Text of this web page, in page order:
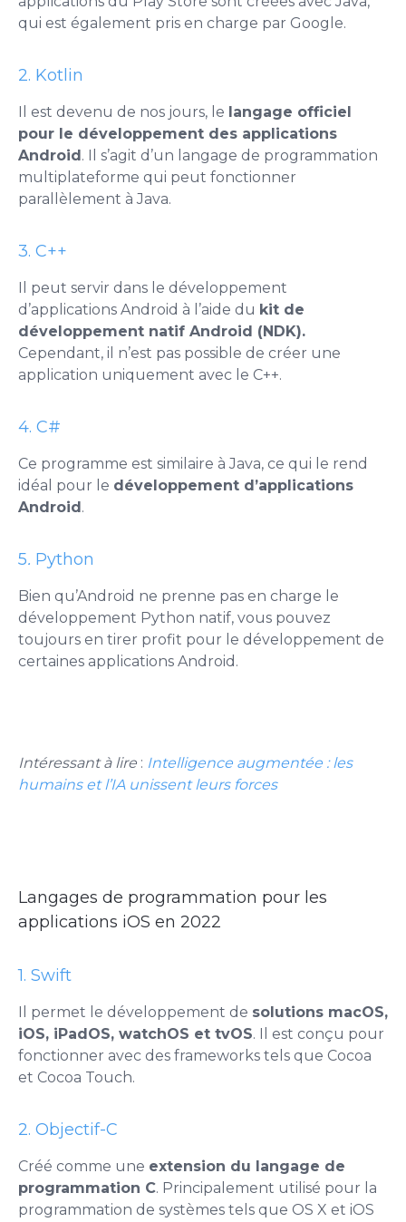
qui est également pris en charge par Google.
2. Kotlin
Il est devenu de nos jours, le langage officiel
pour le développement des applications
Android. Il s’agit d’un langage de programmation
multiplateforme qui peut fonctionner
parallèlement à Java.
3. C++
Il peut servir dans le développement
d’applications Android à l’aide du kit de
développement natif Android (NDK).
Cependant, il n’est pas possible de créer une
application uniquement avec le C++.
4. C#
Ce programme est similaire à Java, ce qui le rend
idéal pour le développement d’applications
Android.
5. Python
Bien qu’Android ne prenne pas en charge le
développement Python natif, vous pouvez
toujours en tirer profit pour le développement de
certaines applications Android.
Intéressant à lire : Intelligence augmentée : les
humains et l’IA unissent leurs forces
Langages de programmation pour les
applications iOS en 2022
1. Swift
Il permet le développement de solutions macOS,
iOS, iPadOS, watchOS et tvOS. Il est conçu pour
fonctionner avec des frameworks tels que Cocoa
et Cocoa Touch.
2. Objectif-C
Créé comme une extension du langage de
programmation C. Principalement utilisé pour la
programmation de systèmes tels que OS X et iOS